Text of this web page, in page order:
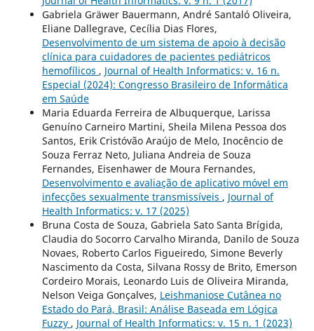
Gabriela Gräwer Bauermann, André Santaló Oliveira,
Eliane Dallegrave, Cecília Dias Flores,
Desenvolvimento de um sistema de apoio à decisão
clínica para cuidadores de pacientes pediátricos
hemofílicos , Journal of Health Informatics: v. 16 n.
Especial (2024): Congresso Brasileiro de Informática
em Saúde
Maria Eduarda Ferreira de Albuquerque, Larissa
Genuíno Carneiro Martini, Sheila Milena Pessoa dos
Santos, Erik Cristóvão Araújo de Melo, Inocêncio de
Souza Ferraz Neto, Juliana Andreia de Souza
Fernandes, Eisenhawer de Moura Fernandes,
Desenvolvimento e avaliação de aplicativo móvel em
infecções sexualmente transmissíveis , Journal of
Health Informatics: v. 17 (2025)
Bruna Costa de Souza, Gabriela Sato Santa Brígida,
Claudia do Socorro Carvalho Miranda, Danilo de Souza
Novaes, Roberto Carlos Figueiredo, Simone Beverly
Nascimento da Costa, Silvana Rossy de Brito, Emerson
Cordeiro Morais, Leonardo Luis de Oliveira Miranda,
Nelson Veiga Gonçalves, Leishmaniose Cutânea no
Estado do Pará, Brasil: Análise Baseada em Lógica
Fuzzy , Journal of Health Informatics: v. 15 n. 1 (2023)